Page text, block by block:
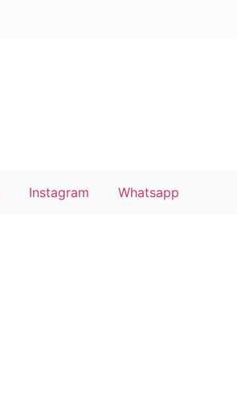
Instagram Whatsapp